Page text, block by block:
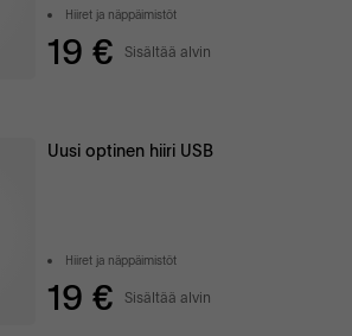
Hiiret ja näppäimistöt
19 € Sisältää alvin
Uusi optinen hiiri USB
Hiiret ja näppäimistöt
19 € Sisältää alvin